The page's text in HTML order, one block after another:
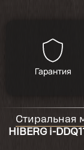
Гарантия
Стиральная
HIBERG i-